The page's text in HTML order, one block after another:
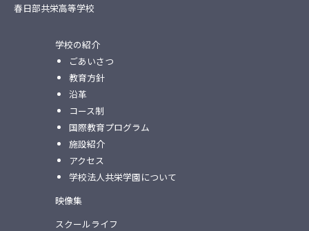
春日部共栄高等学校
学校の紹介
ごあいさつ
教育方針
沿革
コース制
国際教育プログラム
施設紹介
アクセス
学校法人共栄学園について
映像集
スクールライフ